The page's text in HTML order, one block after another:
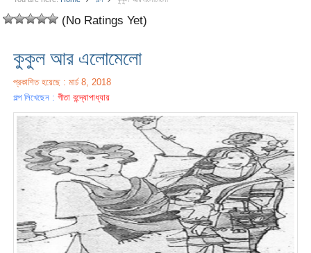
(No Ratings Yet)
কুকুল আর এলোমেলো
প্রকাশিত হয়েছে : মার্চ 8, 2018
গল্প লিখেছেন :গীতা বন্দ্যোপাধ্যায়